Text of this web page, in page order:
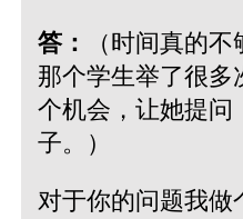
答：
（时间真的
那个学生举了很多
个机会，让她提问
子。）
对于你的问题我做